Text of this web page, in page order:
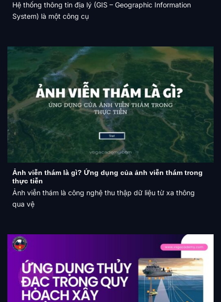
Hệ thống thông tin địa lý (GIS – Geographic Information
System) là một công cụ
Ảnh viễn thám là gì? Ứng dụng của ảnh viễn thám trong
thực tiễn
Ảnh viễn thám là công nghệ thu thập dữ liệu từ xa thông
qua vệ